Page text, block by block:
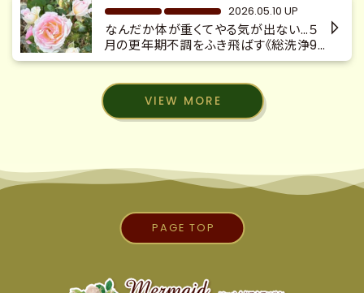
2026.05.10 UP
なんだか体が重くてやる気が出ない…５
月の更年期不調をふき飛ばす《総洗浄9フ
ルコース90分》体質改善 深層リンパマ
ン
VIEW MORE
PAGE TOP